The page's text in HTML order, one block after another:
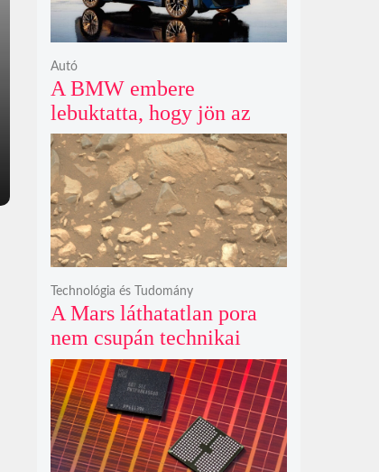
A BMW embere
lebuktatta, hogy jön az
500+ lóerős iX3, az 50
xDrive meg csak
középkategória
Autó
A Mars láthatatlan pora
nem csupán technikai
akadály, hanem súlyos
szilikát- és
perklorátmérgezés
fenyegeti a jövő űrhajósait
Technológia és Tudomány